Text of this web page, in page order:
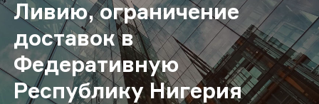
Ливию, ограничение
доставок в
Федеративную
Республику Нигерия